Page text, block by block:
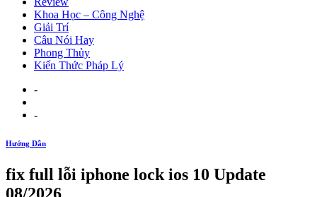
Khoa Học – Công Nghệ
Giải Trí
Câu Nói Hay
Phong Thủy
Kiến Thức Pháp Lý
-
-
Hướng Dẫn
fix full lỗi iphone lock ios 10 Update